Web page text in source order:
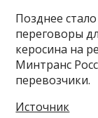
Позднее
переговоры
керосина на
Минтранс
перевозчики.
Источник